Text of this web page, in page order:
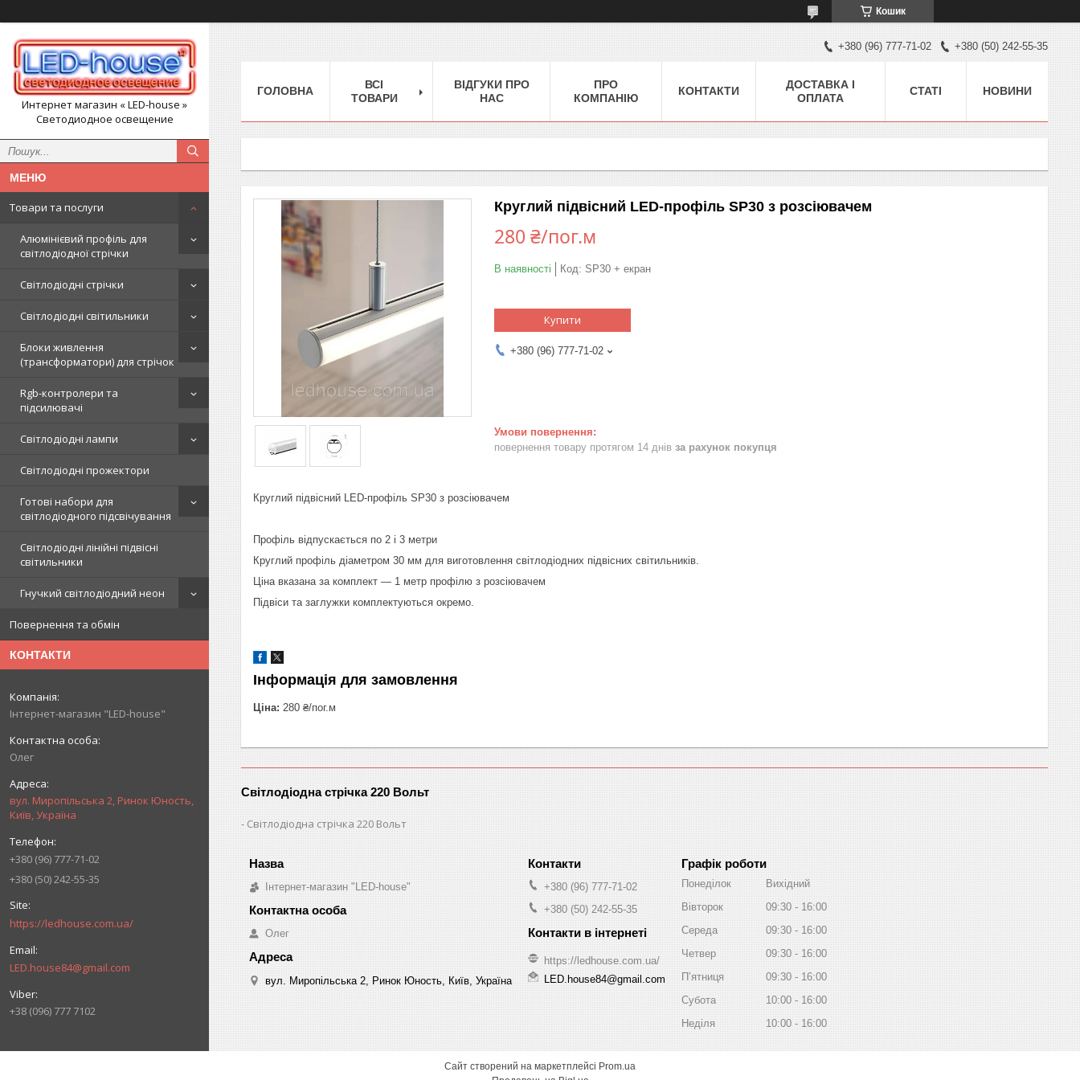
Кошик
Интернет магазин « LED-house »
Светодиодное освещение
Товари та послуги
Алюмінієвий профіль для
світлодіодної стрічки
Світлодіодні стрічки
Світлодіодні світильники
Блоки живлення
(трансформатори) для стрічок
Rgb-контролери та
підсилювачі
Світлодіодні лампи
Світлодіодні прожектори
Готові набори для
світлодіодного підсвічування
Світлодіодні лінійні підвісні
світильники
Гнучкий світлодіодний неон
Повернення та обмін
КОНТАКТИ
Інтернет-магазин "LED-house"
Олег
вул. Миропільська 2, Ринок Юность,
Київ, Україна
+380 (96) 777-71-02
+380 (50) 242-55-35
https://ledhouse.com.ua/
LED.house84@gmail.com
+38 (096) 777 7102
+380 (96) 777-71-02 +380 (50) 242-55-35
ГОЛОВНА
ВСІ
ТОВАРИ
ВІДГУКИ ПРО
НАС
ПРО
КОМПАНІЮ
КОНТАКТИ
ДОСТАВКА І
ОПЛАТА
СТАТІ НОВИНИ
Круглий підвісний LED-профіль SP30 з розсіювачем
280 ₴/пог.м
В наявності Код: SP30 + екран
Купити
+380 (96) 777-71-02
повернення товару протягом 14 днів за рахунок покупця
Круглий підвісний LED-профіль SP30 з розсіювачем
Профіль відпускається по 2 і 3 метри
Круглий профіль діаметром 30 мм для виготовлення світлодіодних підвісних світильників.
Ціна вказана за комплект — 1 метр профілю з розсіювачем
Підвіси та заглужки комплектуються окремо.
Інформація для замовлення
Ціна: 280 ₴/пог.м
Світлодіодна стрічка 220 Вольт
Світлодіодна стрічка 220 Вольт
Інтернет-магазин "LED-house"
Олег
вул. Миропільська 2, Ринок Юность, Київ, Україна
+380 (96) 777-71-02
+380 (50) 242-55-35
https://ledhouse.com.ua/
LED.house84@gmail.com
Графік роботи
Понеділок
Вихідний
Вівторок
09:30
16:00
Середа
09:30
16:00
Четвер
09:30
16:00
Пʼятниця
09:30
16:00
Субота
10:00
16:00
Неділя
10:00 16:00
Сайт створений на маркетплейсі Prom.ua